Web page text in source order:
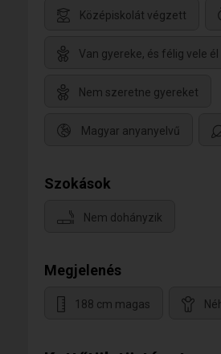
Középiskolát végzett
Van gyereke, és félig vele él
Nem szeretne gyereket
Magyar anyanyelvű
Szokások
Nem dohányzik
Megjelenés
188 cm magas